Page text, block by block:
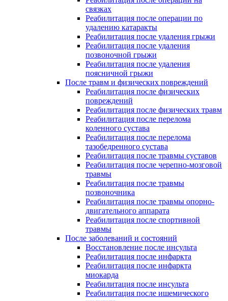
связках
Реабилитация после операции по
удалению катаракты
Реабилитация после удаления грыжи
Реабилитация после удаления
позвоночной грыжи
Реабилитация после удаления
поясничной грыжи
После травм и физических повреждений
Реабилитация после физических
повреждений
Реабилитация после физических травм
Реабилитация после перелома
коленного сустава
Реабилитация после перелома
тазобедренного сустава
Реабилитация после травмы суставов
Реабилитация после черепно-мозговой
травмы
Реабилитация после травмы
позвоночника
Реабилитация после травмы опорно-
двигательного аппарата
Реабилитация после спортивной
травмы
После заболеваний и состояний
Восстановление после инсульта
Реабилитация после инфаркта
Реабилитация после инфаркта
миокарда
Реабилитация после инсульта
Реабилитация после ишемического